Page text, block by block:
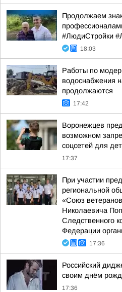
Продолжаем
#ЛюдиСтройки
18:03
Работы по
водоснабжения
продолжаются
17:42
Воронежцев
возможном
соцсетей для
17:37
При участии
региональной
«Союз
Николаевича
Следственного
Федерации
17:36
Российский
своим днём
17:36